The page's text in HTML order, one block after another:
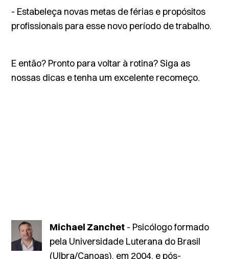
- Estabeleça novas metas de férias e propósitos
profissionais para esse novo período de trabalho.
E então? Pronto para voltar à rotina? Siga as
nossas dicas e tenha um excelente recomeço.
Michael Zanchet - Psicólogo formado
pela Universidade Luterana do Brasil
(Ulbra/Canoas), em 2004, e pós-